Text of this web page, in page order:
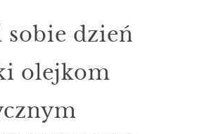
dzień
olejkom